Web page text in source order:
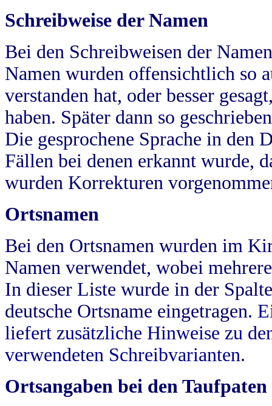
Schreibweise der Namen
Bei den Schreibweisen der
Namen wurden offensichtlich so
verstanden hat, oder besser
haben. Später dann so
Die gesprochene Sprache in
Fällen bei denen erkannt wurde,
wurden Korrekturen
Ortsnamen
Bei den Ortsnamen wurden im
Namen verwendet, wobei
In dieser Liste wurde in der
deutsche Ortsname eingetragen.
liefert zusätzliche Hinweise zu
verwendeten Schreibvarianten.
Ortsangaben bei den Taufpaten